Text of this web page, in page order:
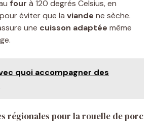
four à 120 degrés Celsius, en
pour éviter que la viande ne sèche.
une cuisson adaptée même
quoi accompagner des
régionales pour la rouelle de porc